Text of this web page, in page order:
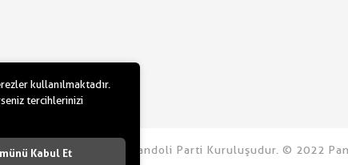
bir Pandoli Parti Kuruluşudur. © 2022
kullanılmaktadır.
tercihlerinizi
Kabul Et